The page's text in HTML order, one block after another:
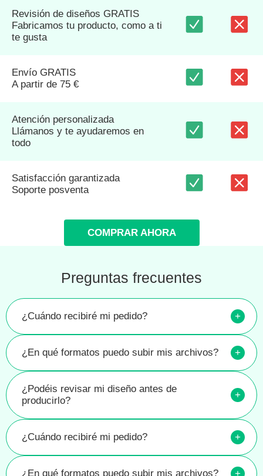
Revisión de diseños GRATIS
Fabricamos tu producto, como a ti
te gusta
Envío GRATIS
A partir de 75 €
Atención personalizada
Llámanos y te ayudaremos en
todo
Satisfacción garantizada
Soporte posventa
COMPRAR AHORA
Preguntas frecuentes
¿Cuándo recibiré mi pedido? +
¿En qué formatos puedo subir mis archivos? +
¿Podéis revisar mi diseño antes de
producirlo?
+
¿Cuándo recibiré mi pedido? +
¿En qué formatos puedo subir mis archivos? +